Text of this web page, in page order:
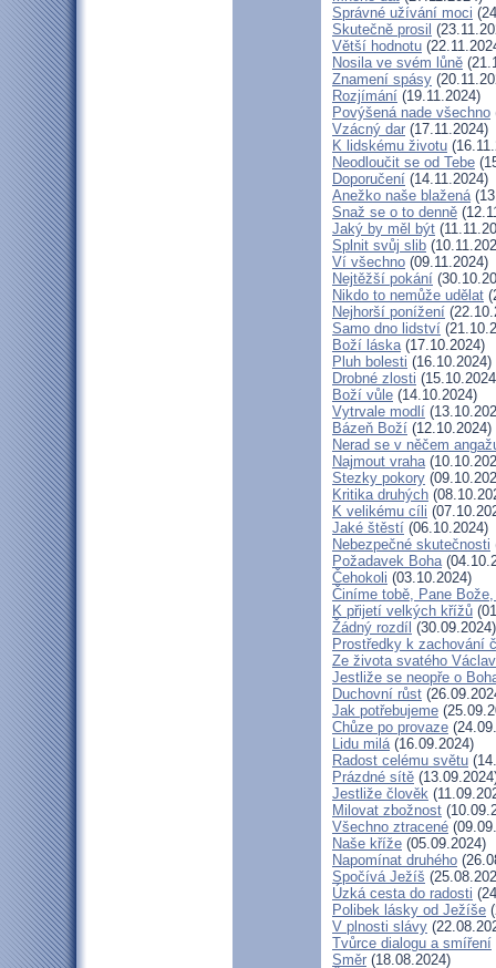
Správné užívání moci
Skutečně prosil
Větší hodnotu
Nosila ve svém lůně
Znamení spásy
Rozjímání (19.11.2024)
Povýšená nade všechno
Vzácný dar (17.11.2024)
K lidskému životu
Neodloučit se od Tebe
Doporučení (14.11.2024)
Anežko naše blažená
Snaž se o to denně
Jaký by měl být
Splnit svůj slib
Ví všechno (09.11.2024)
Nejtěžší pokání
Nikdo to nemůže udělat
Nejhorší ponížení
Samo dno lidství
Boží láska(17.10.2024)
Pluh bolesti (16.10.2024)
Drobné zlosti
Boží vůle (14.10.2024)
Vytrvale modlí
Bázeň Boží (12.10.2024)
Nerad se v něčem
Najmout vraha
Stezky pokory
Kritika druhých
K velikému cíli
Jaké štěstí (06.10.2024)
Nebezpečné skutečnosti
Požadavek Boha
Čehokoli (03.10.2024)
Činíme tobě, Pane
K přijetí velkých křížů
Žádný rozdíl (30.09.2024)
Prostředky k zachování
Ze života svatého
Jestliže se neopře o
Duchovní růst
Jak potřebujeme
Chůze po provaze
Lidu milá(16.09.2024)
Radost celému světu
Prázdné sítě
Jestliže člověk
Milovat zbožnost
Všechno ztracené
Naše kříže (05.09.2024)
Napomínat druhého
Spočívá Ježíš
Úzká cesta do radosti
Polibek lásky od Ježíše
V plnosti slávy
Tvůrce dialogu a smíření
Směr (18.08.2024)